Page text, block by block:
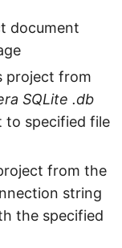
document
project from
SQLite .db
to specified file
from the
string
the specified